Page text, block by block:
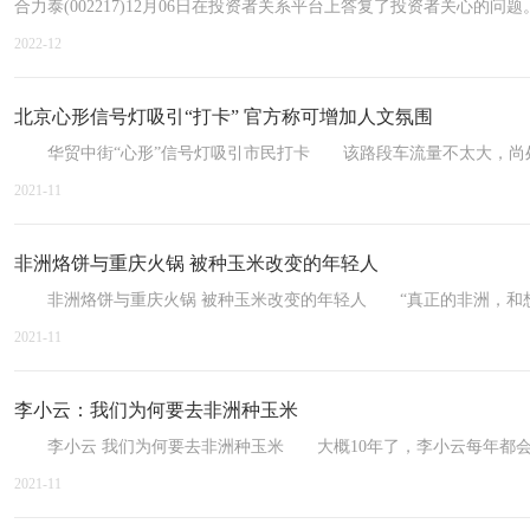
合力泰(002217)12月06日在投资者关系平台上答复了投资者关心的问
2022-12
北京心形信号灯吸引“打卡” 官方称可增加人文氛围
华贸中街“心形”信号灯吸引市民打卡 该路段车流量不太大，尚处
2021-11
非洲烙饼与重庆火锅 被种玉米改变的年轻人
非洲烙饼与重庆火锅 被种玉米改变的年轻人 “真正的非洲，和想
2021-11
李小云：我们为何要去非洲种玉米
李小云 我们为何要去非洲种玉米 大概10年了，李小云每年都会
2021-11